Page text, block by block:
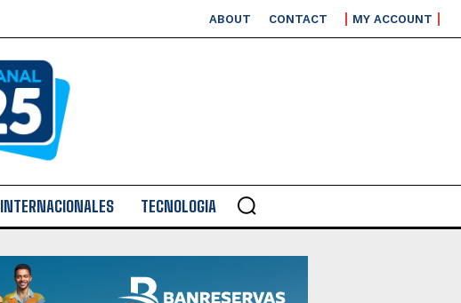
ABOUT CONTACT MY ACCOUNT
INTERNACIONALES TECNOLOGIA